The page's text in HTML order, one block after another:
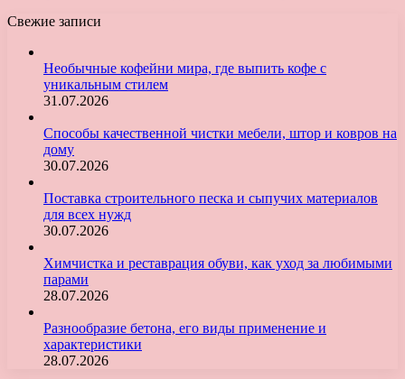
Свежие записи
Необычные кофейни мира, где выпить кофе с
уникальным стилем
31.07.2026
Способы качественной чистки мебели, штор и ковров на
дому
30.07.2026
Поставка строительного песка и сыпучих материалов
для всех нужд
30.07.2026
Химчистка и реставрация обуви, как уход за любимыми
парами
28.07.2026
Разнообразие бетона, его виды применение и
характеристики
28.07.2026